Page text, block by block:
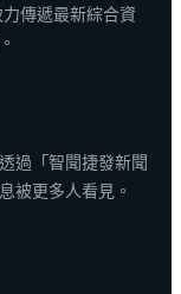
力傳遞最新綜合資
過「智聞捷發新聞
被更多人看見。